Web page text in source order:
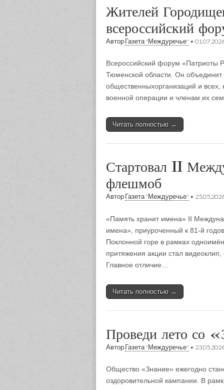
Жителей
всероссийский
Автор Газета "Междуречье" •
Всероссийский форум «Патриоты
Тюменской области. Он объединит
общественныхорганизаций и всех,
военной операции и членам их
Читать полностью →
Стартовал II
флешмоб
Автор Газета "Междуречье" •
«Память хранит имена» II
имена», приуроченный к 81-й
Поклонной горе в рамках
притяжения акции стал
Главное отличие…
Читать полностью →
Проведи лето со
Автор Газета "Междуречье" •
Общество «Знание» ежегодно
оздоровительной кампании. В